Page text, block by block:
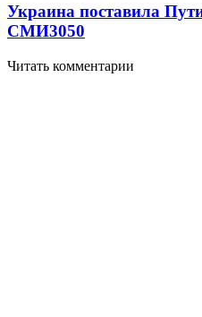
Украина поставила
СМИ3050
Читать комментарии